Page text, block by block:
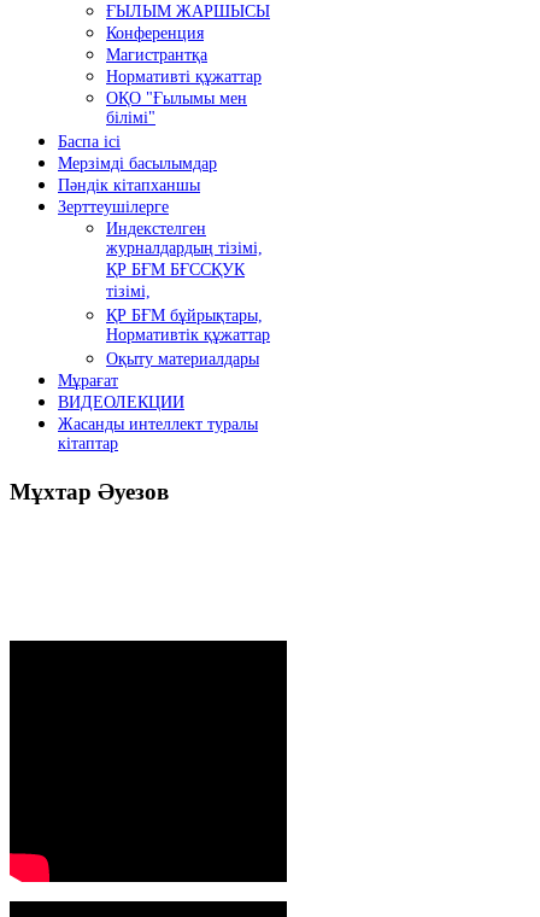
ҒЫЛЫМ ЖАРШЫСЫ
Конференция
Магистрантқа
Нормативті құжаттар
ОҚО "Ғылымы мен
білімі"
Баспа ісі
Мерзімді басылымдар
Пәндік кітапханшы
Зерттеушілерге
Индекстелген
журналдардың тізімі,
ҚР БҒМ БҒССҚУК
тізімі,
ҚР БҒМ бұйрықтары,
Нормативтік құжаттар
Оқыту материалдары
Мұрағат
ВИДЕОЛЕКЦИИ
Жасанды интеллект туралы
кітаптар
Мұхтар Әуезов